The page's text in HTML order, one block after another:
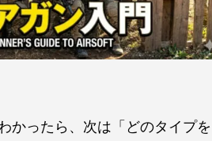
かったら、次は「どのタイプを